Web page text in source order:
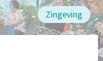
Zingeving